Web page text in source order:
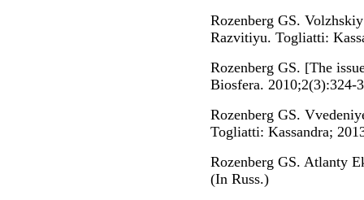
Rozenberg GS.
Razvitiyu. Togliatti:
Rozenberg GS. [The
Biosfera. 2010;2(3):324-
Rozenberg GS.
Togliatti: Kassandra;
Rozenberg GS. Atlanty
(In Russ.)